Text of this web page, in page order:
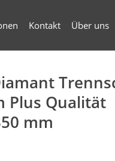
Kontakt Über uns
Plus Qualität
mm